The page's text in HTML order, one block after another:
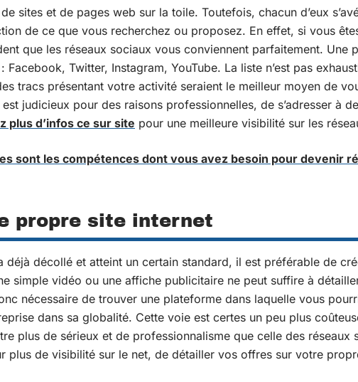
sites et de pages web sur la toile. Toutefois, chacun d’eux
de ce que vous recherchez ou proposez. En effet, si vous
que les réseaux sociaux vous conviennent parfaitement. Une
Facebook, Twitter, Instagram, YouTube. La liste n’est pas
tracs présentant votre activité seraient le meilleur moyen de
judicieux pour des raisons professionnelles, de s’adresser à
plus d’infos ce sur site pour une meilleure visibilité sur les
sont les compétences dont vous avez besoin pour devenir
propre site internet
déjà décollé et atteint un certain standard, il est préférable de
simple vidéo ou une affiche publicitaire ne peut suffire à
nécessaire de trouver une plateforme dans laquelle vous
dans sa globalité. Cette voie est certes un peu plus
plus de sérieux et de professionnalisme que celle des réseaux
plus de visibilité sur le net, de détailler vos offres sur votre